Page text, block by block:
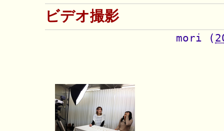
ビデオ撮影
mori (